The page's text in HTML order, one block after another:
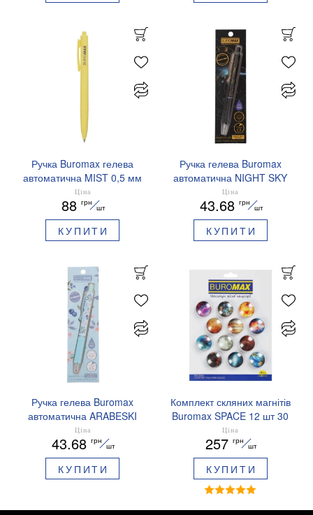
Ручка Buromax гелева
автоматична MIST 0,5 мм
сині чорнила BM.83103
Ціна
88 грн
шт
КУПИТИ
Ручка гелева Buromax
автоматична NIGHT SKY
ZODIAC 0.5 мм
ароматизований грип синє
чорнило BM.8379-01
Ціна
43.68 грн
шт
КУПИТИ
Ручка гелева Buromax
автоматична ARABESKI
0.5 мм ароматизований
грип синє чорнило в
блістері BM.8379-02
Ціна
43.68 грн
шт
КУПИТИ
Комплект скляних магнітів
Buromax SPACE 12 шт 30
мм BM.0048
Ціна
257 грн
шт
КУПИТИ